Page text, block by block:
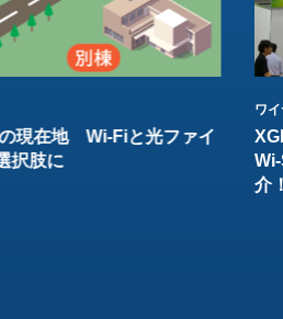
現在地 Wi-Fiと光ファイ
択肢に
ワ
介